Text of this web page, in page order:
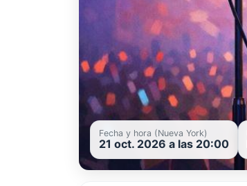
Fecha y hora (Nueva York)
21 oct. 2026 a las 20:00